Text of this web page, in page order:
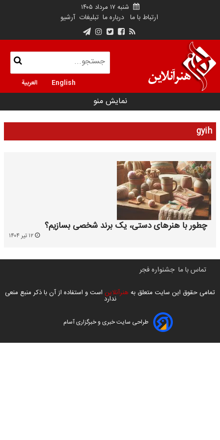
شنبه ۱۷ مرداد ۱۴۰۵
ارتباط با ما درباره ما تبلیغات آرشیو
English العربية
نمایش منو
gyih
چطور با هنرهای دستی، یک برند شخصی بسازیم؟
تماس با ما جشنواره فجر
تمامی حقوق این سایت متعلق به هنرآنلاین است و استفاده از آن با ذکر منبع منعی
ندارد
طراحی سایت خبری و خبرگزاری آسام